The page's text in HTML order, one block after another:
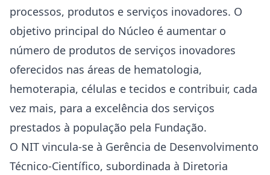
processos, produtos e serviços inovadores. O
objetivo principal do Núcleo é aumentar o
número de produtos de serviços inovadores
oferecidos nas áreas de hematologia,
hemoterapia, células e tecidos e contribuir, cada
vez mais, para a excelência dos serviços
prestados à população pela Fundação.
O NIT vincula-se à Gerência de Desenvolvimento
Técnico-Científico, subordinada à Diretoria